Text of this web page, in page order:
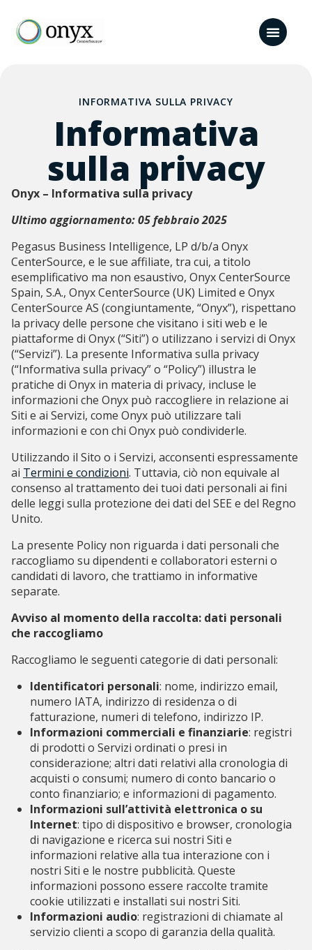
INFORMATIVA SULLA PRIVACY
Informativa
sulla privacy
Onyx – Informativa sulla privacy
Ultimo aggiornamento: 05 febbraio 2025
Pegasus Business Intelligence, LP d/b/a Onyx
CenterSource, e le sue affiliate, tra cui, a titolo
esemplificativo ma non esaustivo, Onyx CenterSource
Spain, S.A., Onyx CenterSource (UK) Limited e Onyx
CenterSource AS (congiuntamente, “Onyx”), rispettano
la privacy delle persone che visitano i siti web e le
piattaforme di Onyx (“Siti”) o utilizzano i servizi di Onyx
(“Servizi”). La presente Informativa sulla privacy
(“Informativa sulla privacy” o “Policy”) illustra le
pratiche di Onyx in materia di privacy, incluse le
informazioni che Onyx può raccogliere in relazione ai
Siti e ai Servizi, come Onyx può utilizzare tali
informazioni e con chi Onyx può condividerle.
Utilizzando il Sito o i Servizi, acconsenti espressamente
ai Termini e condizioni. Tuttavia, ciò non equivale al
consenso al trattamento dei tuoi dati personali ai fini
delle leggi sulla protezione dei dati del SEE e del Regno
Unito.
La presente Policy non riguarda i dati personali che
raccogliamo su dipendenti e collaboratori esterni o
candidati di lavoro, che trattiamo in informative
separate.
Avviso al momento della raccolta: dati personali
che raccogliamo
Raccogliamo le seguenti categorie di dati personali:
Identificatori personali: nome, indirizzo email,
numero IATA, indirizzo di residenza o di
fatturazione, numeri di telefono, indirizzo IP.
Informazioni commerciali e finanziarie: registri
di prodotti o Servizi ordinati o presi in
considerazione; altri dati relativi alla cronologia di
acquisti o consumi; numero di conto bancario o
conto finanziario; e informazioni di pagamento.
Informazioni sull’attività elettronica o su
Internet: tipo di dispositivo e browser, cronologia
di navigazione e ricerca sui nostri Siti e
informazioni relative alla tua interazione con i
nostri Siti e le nostre pubblicità. Queste
informazioni possono essere raccolte tramite
cookie utilizzati e installati sui nostri Siti.
Informazioni audio: registrazioni di chiamate al
servizio clienti a scopo di garanzia della qualità.